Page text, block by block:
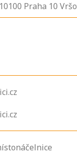
10100 Praha 10